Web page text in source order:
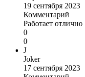
19 сентября 2023
Комментарий
Работает отлично
0
0
J
Joker
17 сентября 2023